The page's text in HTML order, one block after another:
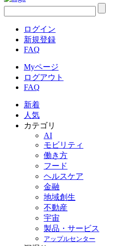
ログイン
新規登録
FAQ
Myページ
ログアウト
FAQ
新着
人気
カテゴリ
AI
モビリティ
働き方
フード
ヘルスケア
金融
地域創生
不動産
宇宙
製品・サービス
アップルセンター